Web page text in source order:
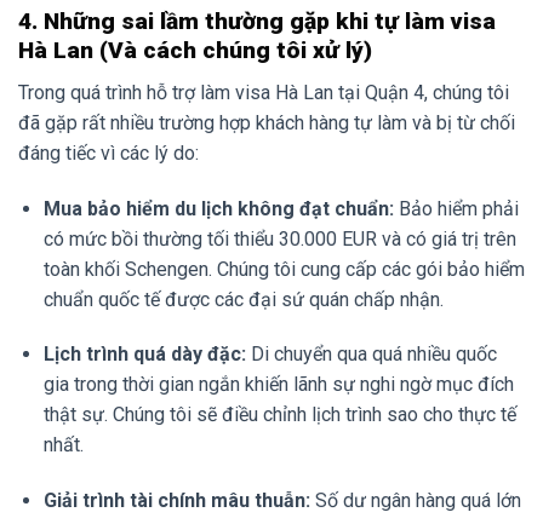
4. Những sai lầm thường gặp khi tự làm visa
Hà Lan (Và cách chúng tôi xử lý)
Trong quá trình hỗ trợ làm visa Hà Lan tại Quận 4, chúng tôi
đã gặp rất nhiều trường hợp khách hàng tự làm và bị từ chối
đáng tiếc vì các lý do:
Mua bảo hiểm du lịch không đạt chuẩn: Bảo hiểm phải
có mức bồi thường tối thiểu 30.000 EUR và có giá trị trên
toàn khối Schengen. Chúng tôi cung cấp các gói bảo hiểm
chuẩn quốc tế được các đại sứ quán chấp nhận.
Lịch trình quá dày đặc: Di chuyển qua quá nhiều quốc
gia trong thời gian ngắn khiến lãnh sự nghi ngờ mục đích
thật sự. Chúng tôi sẽ điều chỉnh lịch trình sao cho thực tế
nhất.
Giải trình tài chính mâu thuẫn: Số dư ngân hàng quá lớn